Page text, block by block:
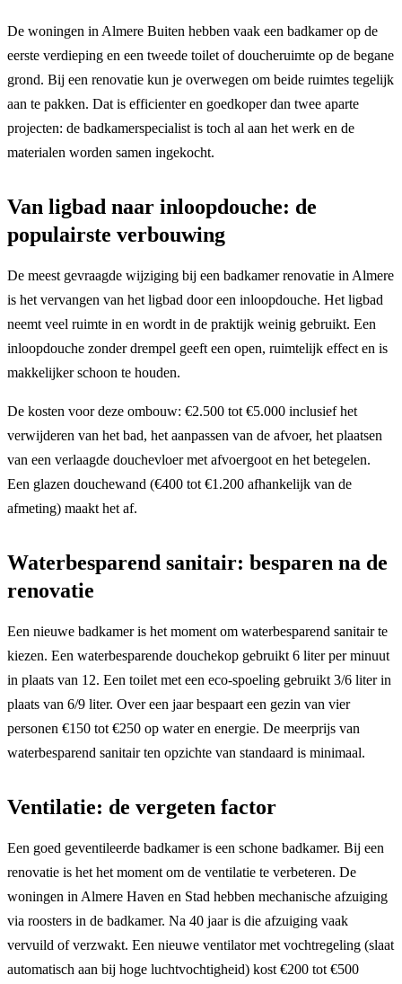
De woningen in Almere Buiten hebben vaak een badkamer op de
eerste verdieping en een tweede toilet of doucheruimte op de begane
grond. Bij een renovatie kun je overwegen om beide ruimtes tegelijk
aan te pakken. Dat is efficienter en goedkoper dan twee aparte
projecten: de badkamerspecialist is toch al aan het werk en de
materialen worden samen ingekocht.
Van ligbad naar inloopdouche: de
populairste verbouwing
De meest gevraagde wijziging bij een badkamer renovatie in Almere
is het vervangen van het ligbad door een inloopdouche. Het ligbad
neemt veel ruimte in en wordt in de praktijk weinig gebruikt. Een
inloopdouche zonder drempel geeft een open, ruimtelijk effect en is
makkelijker schoon te houden.
De kosten voor deze ombouw: €2.500 tot €5.000 inclusief het
verwijderen van het bad, het aanpassen van de afvoer, het plaatsen
van een verlaagde douchevloer met afvoergoot en het betegelen.
Een glazen douchewand (€400 tot €1.200 afhankelijk van de
afmeting) maakt het af.
Waterbesparend sanitair: besparen na de
renovatie
Een nieuwe badkamer is het moment om waterbesparend sanitair te
kiezen. Een waterbesparende douchekop gebruikt 6 liter per minuut
in plaats van 12. Een toilet met een eco-spoeling gebruikt 3/6 liter in
plaats van 6/9 liter. Over een jaar bespaart een gezin van vier
personen €150 tot €250 op water en energie. De meerprijs van
waterbesparend sanitair ten opzichte van standaard is minimaal.
Ventilatie: de vergeten factor
Een goed geventileerde badkamer is een schone badkamer. Bij een
renovatie is het het moment om de ventilatie te verbeteren. De
woningen in Almere Haven en Stad hebben mechanische afzuiging
via roosters in de badkamer. Na 40 jaar is die afzuiging vaak
vervuild of verzwakt. Een nieuwe ventilator met vochtregeling (slaat
automatisch aan bij hoge luchtvochtigheid) kost €200 tot €500